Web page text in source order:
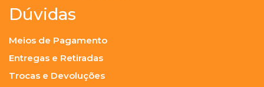
Dúvidas
Meios de Pagamento
Entregas e Retiradas
Trocas e Devoluções